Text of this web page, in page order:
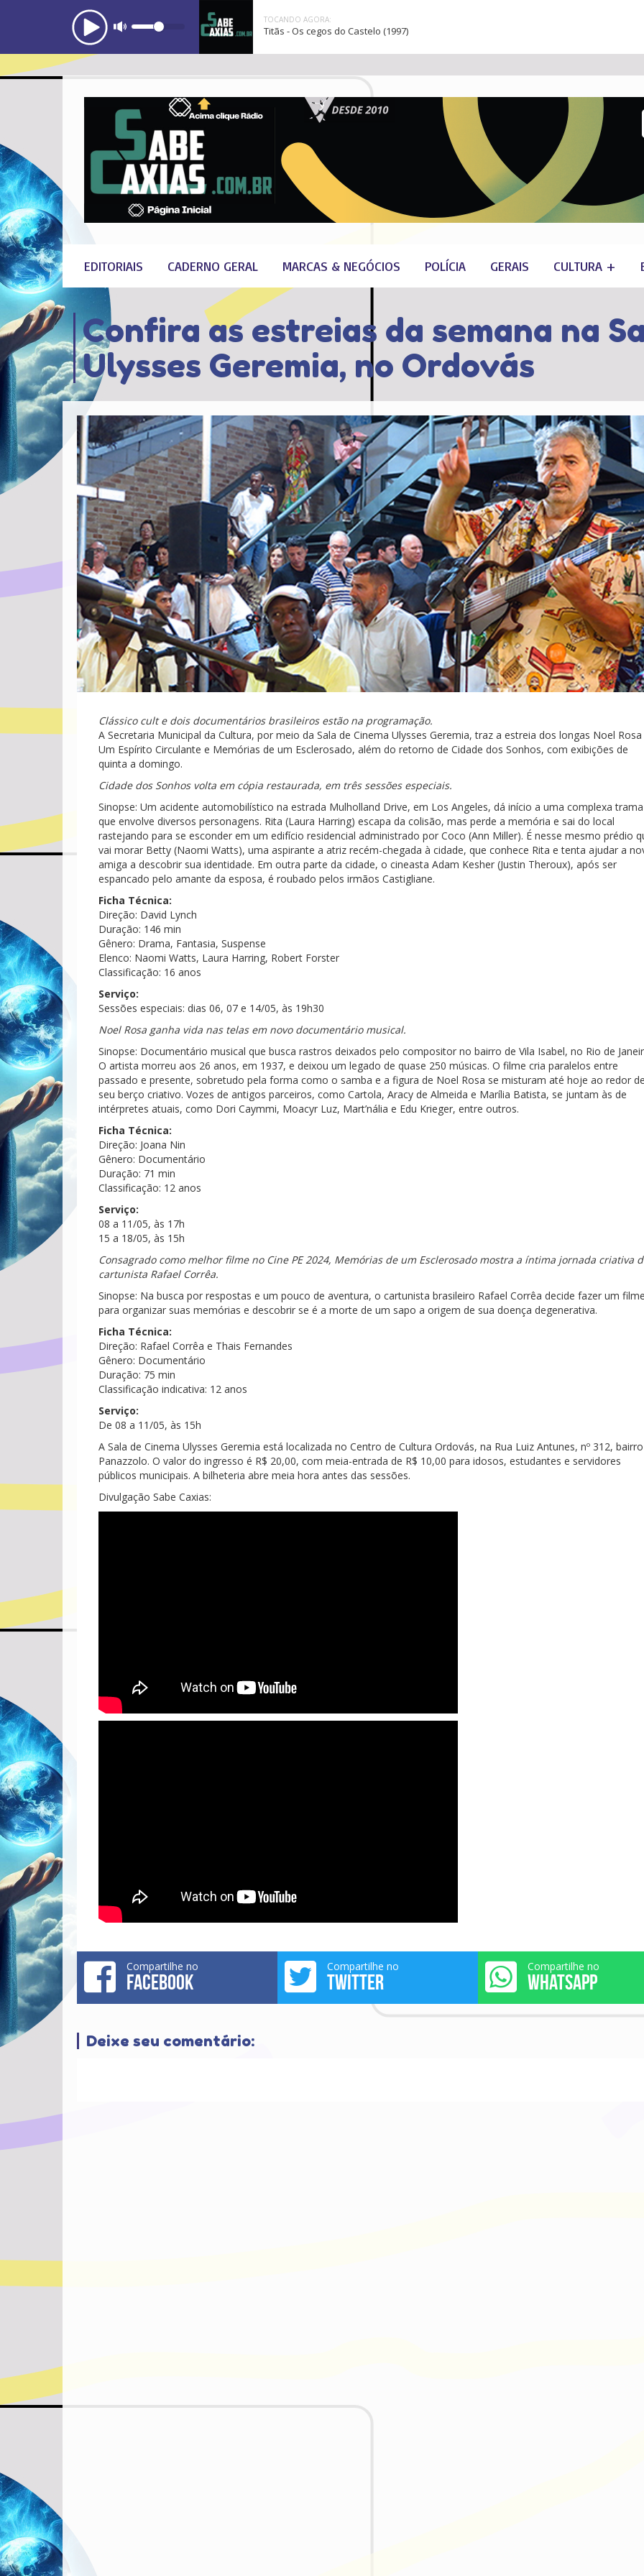
TOCANDO AGORA:
Titãs - Os cegos do Castelo (1997)
EDITORIAIS CADERNO GERAL MARCAS & NEGÓCIOS POLÍCIA GERAIS CULTURA +
Confira as estreias da semana na
Ulysses Geremia, no Ordovás
Clássico cult e dois documentários brasileiros estão na programação.
A Secretaria Municipal da Cultura, por meio da Sala de Cinema Ulysses Geremia, traz a estreia dos longas Noel
Um Espírito Circulante e Memórias de um Esclerosado, além do retorno de Cidade dos Sonhos, com exibições de
quinta a domingo.
Cidade dos Sonhos volta em cópia restaurada, em três sessões especiais.
Sinopse: Um acidente automobilístico na estrada Mulholland Drive, em Los Angeles, dá início a uma complexa trama
que envolve diversos personagens. Rita (Laura Harring) escapa da colisão, mas perde a memória e sai do local
rastejando para se esconder em um edifício residencial administrado por Coco (Ann Miller). É nesse mesmo prédio
vai morar Betty (Naomi Watts), uma aspirante a atriz recém-chegada à cidade, que conhece Rita e tenta ajudar a
amiga a descobrir sua identidade. Em outra parte da cidade, o cineasta Adam Kesher (Justin Theroux), após ser
espancado pelo amante da esposa, é roubado pelos irmãos Castigliane.
Ficha Técnica:
Direção: David Lynch
Duração: 146 min
Gênero: Drama, Fantasia, Suspense
Elenco: Naomi Watts, Laura Harring, Robert Forster
Classificação: 16 anos
Serviço:
Sessões especiais: dias 06, 07 e 14/05, às 19h30
Noel Rosa ganha vida nas telas em novo documentário musical.
Sinopse: Documentário musical que busca rastros deixados pelo compositor no bairro de Vila Isabel, no Rio de
O artista morreu aos 26 anos, em 1937, e deixou um legado de quase 250 músicas. O filme cria paralelos entre
passado e presente, sobretudo pela forma como o samba e a figura de Noel Rosa se misturam até hoje ao redor
seu berço criativo. Vozes de antigos parceiros, como Cartola, Aracy de Almeida e Marília Batista, se juntam às de
intérpretes atuais, como Dori Caymmi, Moacyr Luz, Mart’nália e Edu Krieger, entre outros.
Ficha Técnica:
Direção: Joana Nin
Gênero: Documentário
Duração: 71 min
Classificação: 12 anos
Serviço:
08 a 11/05, às 17h
15 a 18/05, às 15h
Consagrado como melhor filme no Cine PE 2024, Memórias de um Esclerosado mostra a íntima jornada criativa
cartunista Rafael Corrêa.
Sinopse: Na busca por respostas e um pouco de aventura, o cartunista brasileiro Rafael Corrêa decide fazer um
para organizar suas memórias e descobrir se é a morte de um sapo a origem de sua doença degenerativa.
Ficha Técnica:
Direção: Rafael Corrêa e Thais Fernandes
Gênero: Documentário
Duração: 75 min
Classificação indicativa: 12 anos
Serviço:
De 08 a 11/05, às 15h
A Sala de Cinema Ulysses Geremia está localizada no Centro de Cultura Ordovás, na Rua Luiz Antunes, nº 312, bairro
Panazzolo. O valor do ingresso é R$ 20,00, com meia-entrada de R$ 10,00 para idosos, estudantes e servidores
públicos municipais. A bilheteria abre meia hora antes das sessões.
Divulgação Sabe Caxias:
Compartilhe no
FACEBOOK
Compartilhe no
TWITTER
Compartilhe no
WHATSAPP
Deixe seu comentário: